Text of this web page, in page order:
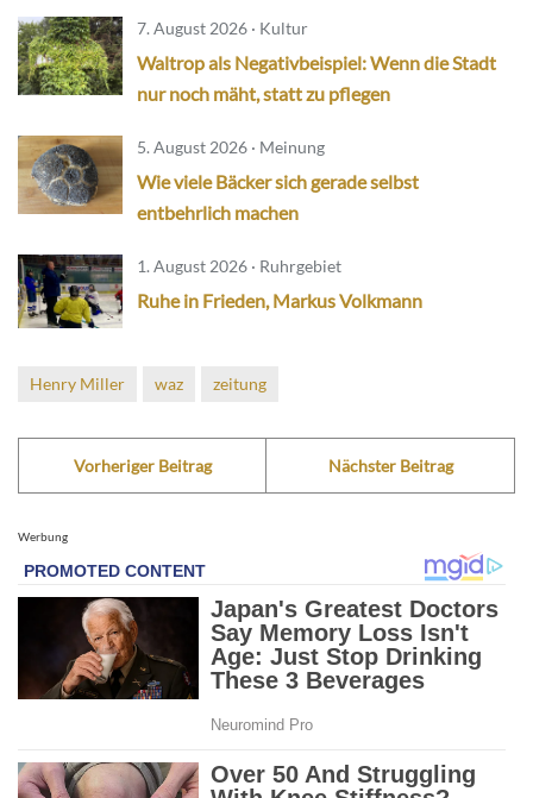
7. August 2026 · Kultur
Waltrop als Negativbeispiel: Wenn die Stadt
nur noch mäht, statt zu pflegen
5. August 2026 · Meinung
Wie viele Bäcker sich gerade selbst
entbehrlich machen
1. August 2026 · Ruhrgebiet
Ruhe in Frieden, Markus Volkmann
Henry Miller waz zeitung
Vorheriger Beitrag Nächster Beitrag
Werbung